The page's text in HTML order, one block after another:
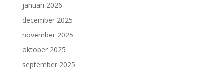
januari 2026
december 2025
november 2025
oktober 2025
september 2025